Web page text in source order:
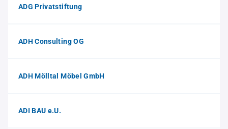
ADG Privatstiftung
ADH Consulting OG
ADH Mölltal Möbel GmbH
ADI BAU e.U.